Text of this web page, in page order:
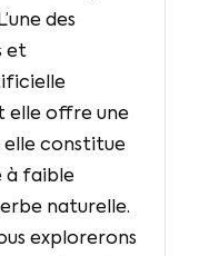
des
et
elle offre une
elle constitue
à faible
naturelle.
explorerons